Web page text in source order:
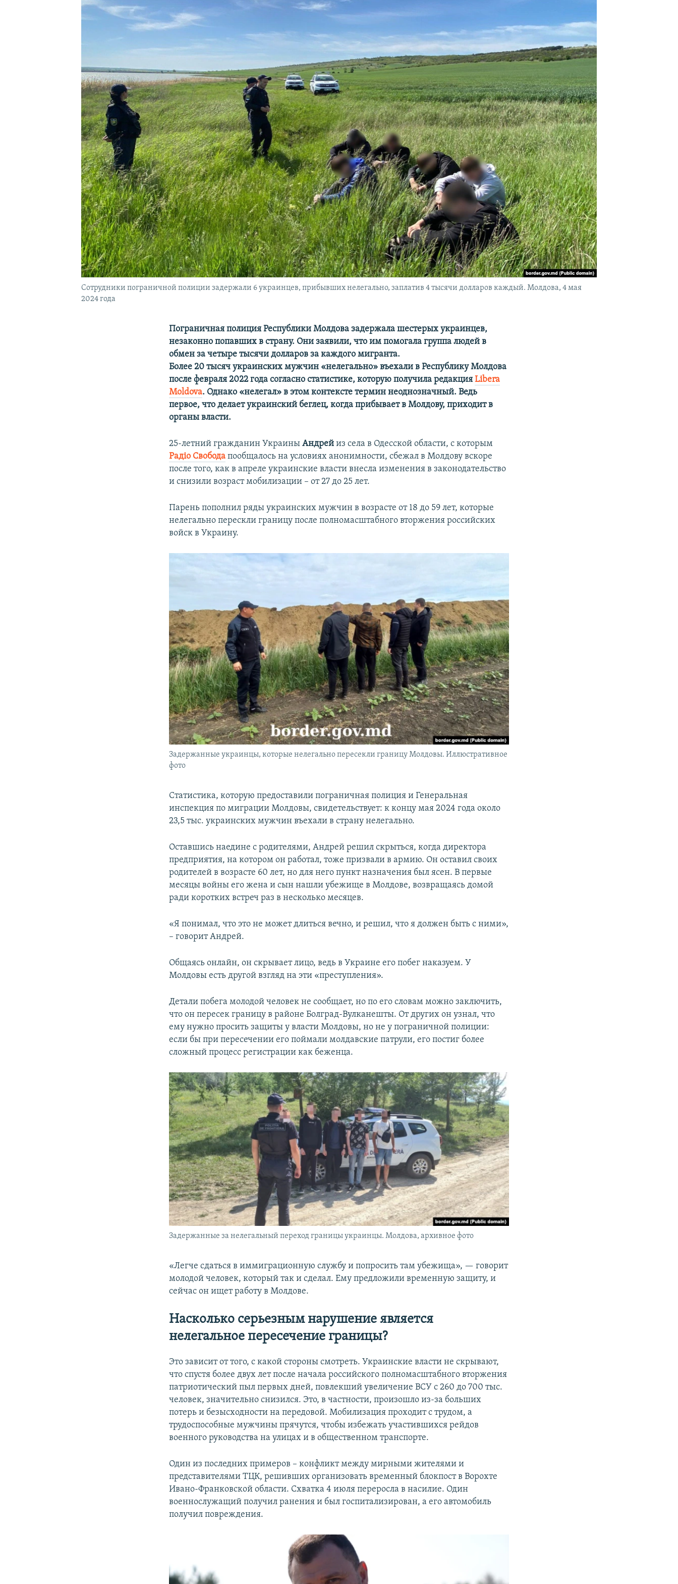
КРЫМ.НЕПОКОРЕННЫЙ
Сотрудники пограничной полиции задержали 6 украинцев, прибывших нелегально, заплатив 4 тысячи долларов каждый. Молдова, 4 мая
2024 года
Пограничная полиция Республики Молдова задержала шестерых украинцев,
незаконно попавших в страну. Они заявили, что им помогала группа людей в
обмен за четыре тысячи долларов за каждого мигранта.
Более 20 тысяч украинских мужчин «нелегально» въехали в Республику Молдова
после февраля 2022 года согласно статистике, которую получила редакцияLibera
Moldova. Однако «нелегал» в этом контексте термин неоднозначный. Ведь
первое, что делает украинский беглец, когда прибывает в Молдову, приходит в
органы власти.
25-летний гражданин Украины Андрей из села в Одесской области, с которым
Радіо Свобода пообщалось на условиях анонимности, сбежал в Молдову вскоре
после того, как в апреле украинские власти внесла изменения в законодательство
и снизили возраст мобилизации – от 27 до 25 лет.
Парень пополнил ряды украинских мужчин в возрасте от 18 до 59 лет, которые
нелегально перескли границу после полномасштабного вторжения российских
войск в Украину.
Задержанные украинцы, которые нелегально пересекли границу Молдовы. Иллюстративное
фото
Статистика, которую предоставили пограничная полиция и Генеральная
инспекция по миграции Молдовы, свидетельствует: к концу мая 2024 года около
23,5 тыс. украинских мужчин въехали в страну нелегально.
Оставшись наедине с родителями, Андрей решил скрыться, когда директора
предприятия, на котором он работал, тоже призвали в армию. Он оставил своих
родителей в возрасте 60 лет, но для него пункт назначения был ясен. В первые
месяцы войны его жена и сын нашли убежище в Молдове, возвращаясь домой
ради коротких встреч раз в несколько месяцев.
«Я понимал, что это не может длиться вечно, и решил, что я должен быть с ними»,
– говорит Андрей.
Общаясь онлайн, он скрывает лицо, ведь в Украине его побег наказуем. У
Молдовы есть другой взгляд на эти «преступления».
Детали побега молодой человек не сообщает, но по его словам можно заключить,
что он пересек границу в районе Болград-Вулканешты. От других он узнал, что
ему нужно просить защиты у власти Молдовы, но не у пограничной полиции:
если бы при пересечении его поймали молдавские патрули, его постиг более
сложный процесс регистрации как беженца.
Задержанные за нелегальный переход границы украинцы. Молдова, архивное фото
«Легче сдаться в иммиграционную службу и попросить там убежища», — говорит
молодой человек, который так и сделал. Ему предложили временную защиту, и
сейчас он ищет работу в Молдове.
Насколько серьезным нарушение является
нелегальное пересечение границы?
Это зависит от того, с какой стороны смотреть. Украинские власти не скрывают,
что спустя более двух лет после начала российского полномасштабного вторжения
патриотический пыл первых дней, повлекший увеличение ВСУ с 260 до 700 тыс.
человек, значительно снизился. Это, в частности, произошло из-за больших
потерь и безысходности на передовой. Мобилизация проходит с трудом, а
трудоспособные мужчины прячутся, чтобы избежать участившихся рейдов
военного руководства на улицах и в общественном транспорте.
Один из последних примеров – конфликт между мирными жителями и
представителями ТЦК, решивших организовать временный блокпост в Ворохте
Ивано-Франковской области. Схватка 4 июля переросла в насилие. Один
военнослужащий получил ранения и был госпитализирован, а его автомобиль
получил повреждения.